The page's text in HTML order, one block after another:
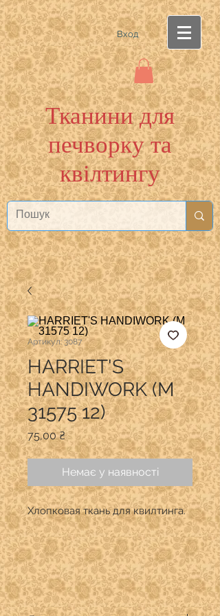
Вход
Тканини для
печворку та
квілтингу
Артикул: 3087
HARRIET'S
HANDIWORK (M
31575 12)
75,00 ₴Ціна
Немає у наявності
Хлопковая ткань для квилтинга.